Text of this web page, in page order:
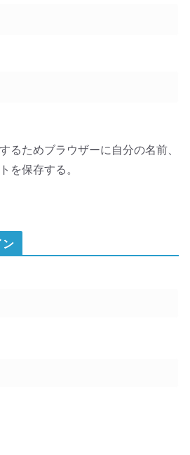
るためブラウザーに自分の名前、
を保存する。
ン